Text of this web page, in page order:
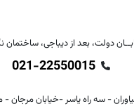
دولت، بعد از دیباجی، ساختمان
021-22550015
- سه راه یاسر -خیابان مرجان -